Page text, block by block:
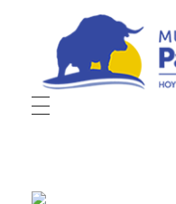
Municipio de Paso de los Toros
Hoy haciendo para vos, con los ojos en mañana